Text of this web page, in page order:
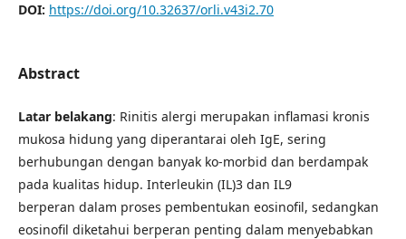
DOI: https://doi.org/10.32637/orli.v43i2.70
Abstract
Latar belakang: Rinitis alergi merupakan inflamasi kronis
mukosa hidung yang diperantarai oleh IgE, sering
berhubungan dengan banyak ko-morbid dan berdampak
pada kualitas hidup. Interleukin (IL)3 dan IL9
berperan dalam proses pembentukan eosinofil, sedangkan
eosinofil diketahui berperan penting dalam menyebabkan